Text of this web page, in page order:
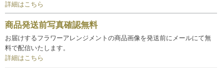
詳細はこちら
商品発送前写真確認無料
お届けするフラワーアレンジメントの商品画像を発送前にメールにて無
料で配信いたします。
詳細はこちら